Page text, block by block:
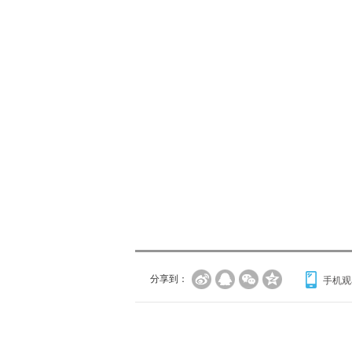
分享到： 手机